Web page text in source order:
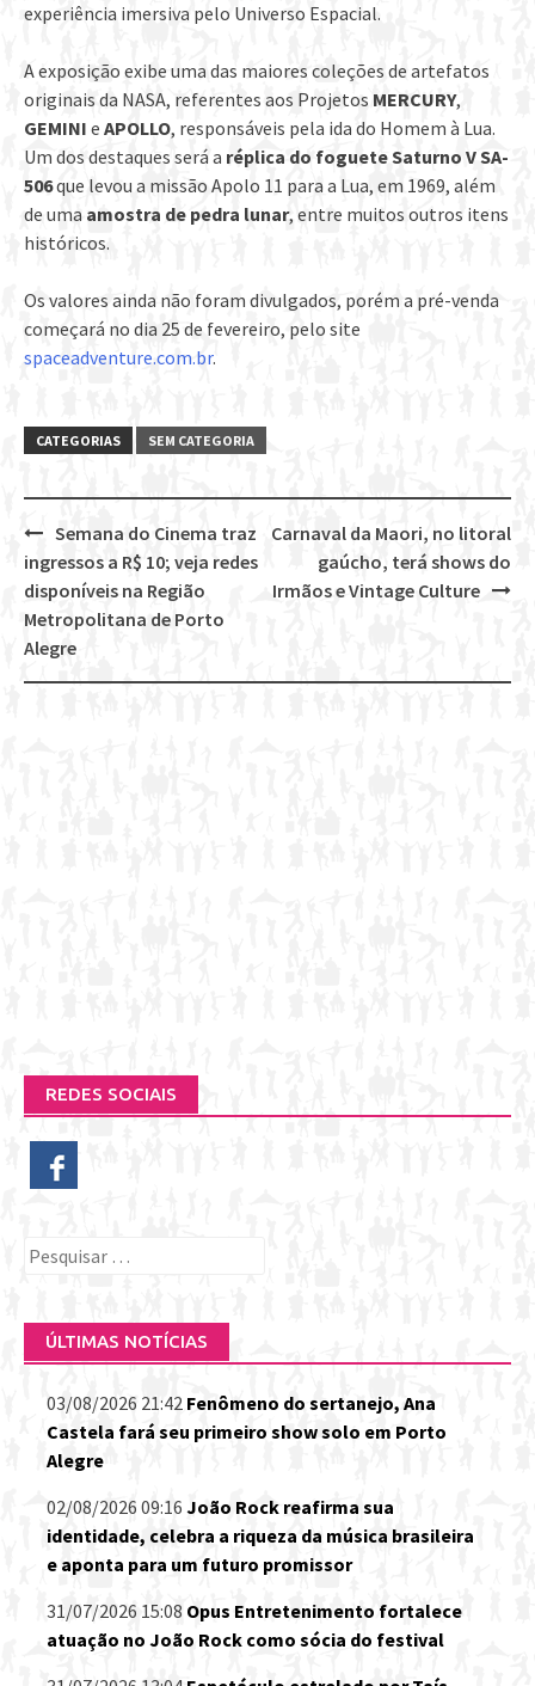
experiência imersiva pelo Universo Espacial.
A exposição exibe uma das maiores coleções de artefatos
originais da NASA, referentes aos Projetos MERCURY,
GEMINI e APOLLO, responsáveis pela ida do Homem à Lua.
Um dos destaques será a réplica do foguete Saturno V SA-
506que levou a missão Apolo 11 para a Lua, em 1969, além
de uma amostra de pedra lunar, entre muitos outros itens
históricos.
Os valores ainda não foram divulgados, porém a pré-venda
começará no dia 25 de fevereiro, pelo site
spaceadventure.com.br.
CATEGORIAS SEM CATEGORIA
Post
navigation
Carnaval da Maori, no litoral
gaúcho, terá shows do
Irmãos e Vintage Culture
Semana do Cinema traz
ingressos a R$ 10; veja redes
disponíveis na Região
Metropolitana de Porto
Alegre
REDES SOCIAIS
Pesquisar
ÚLTIMAS NOTÍCIAS
03/08/2026 21:42 Fenômeno do sertanejo, Ana
Castela fará seu primeiro show solo em Porto
Alegre
02/08/2026 09:16 João Rock reafirma sua
identidade, celebra a riqueza da música brasileira
e aponta para um futuro promissor
31/07/2026 15:08 Opus Entretenimento fortalece
atuação no João Rock como sócia do festival